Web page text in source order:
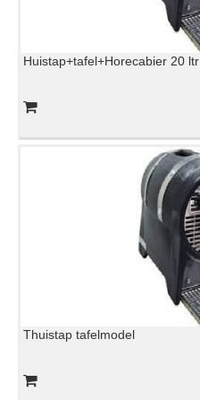
Huistap+tafel+Horecabier 20 ltr
Thuistap tafelmodel